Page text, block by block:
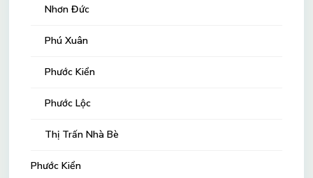
Nhơn Đức
Phú Xuân
Phước Kiển
Phước Lộc
Thị Trấn Nhà Bè
Phước Kiển